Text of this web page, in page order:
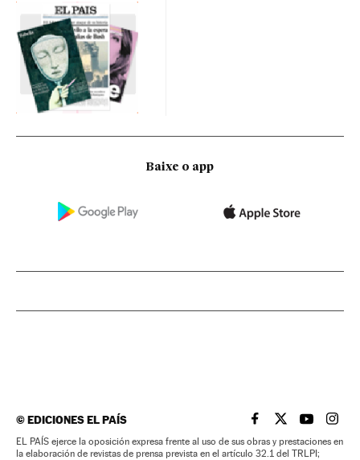
Baixe o app
©EDICIONES EL PAÍS EL PAÍS BRASIL EN
EL PAÍSEL PAÍS
EL
EL PAÍS ejerce la oposición expresa frente al uso de sus obras y prestaciones en
la elaboración de revistas de prensa prevista en el artículo 32.1 del TRLPI;